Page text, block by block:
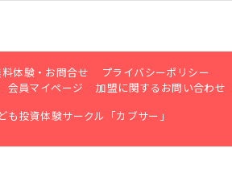
体験・お問合せ
プライバシーポリシー
会員マイページ
加盟に関するお問い合わせ
も投資体験サークル「カブサー」